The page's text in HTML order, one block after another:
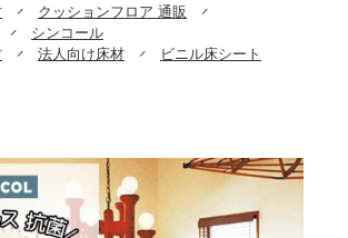
クッションフロア 通販
シンコール
法人向け床材 ビニル床シート